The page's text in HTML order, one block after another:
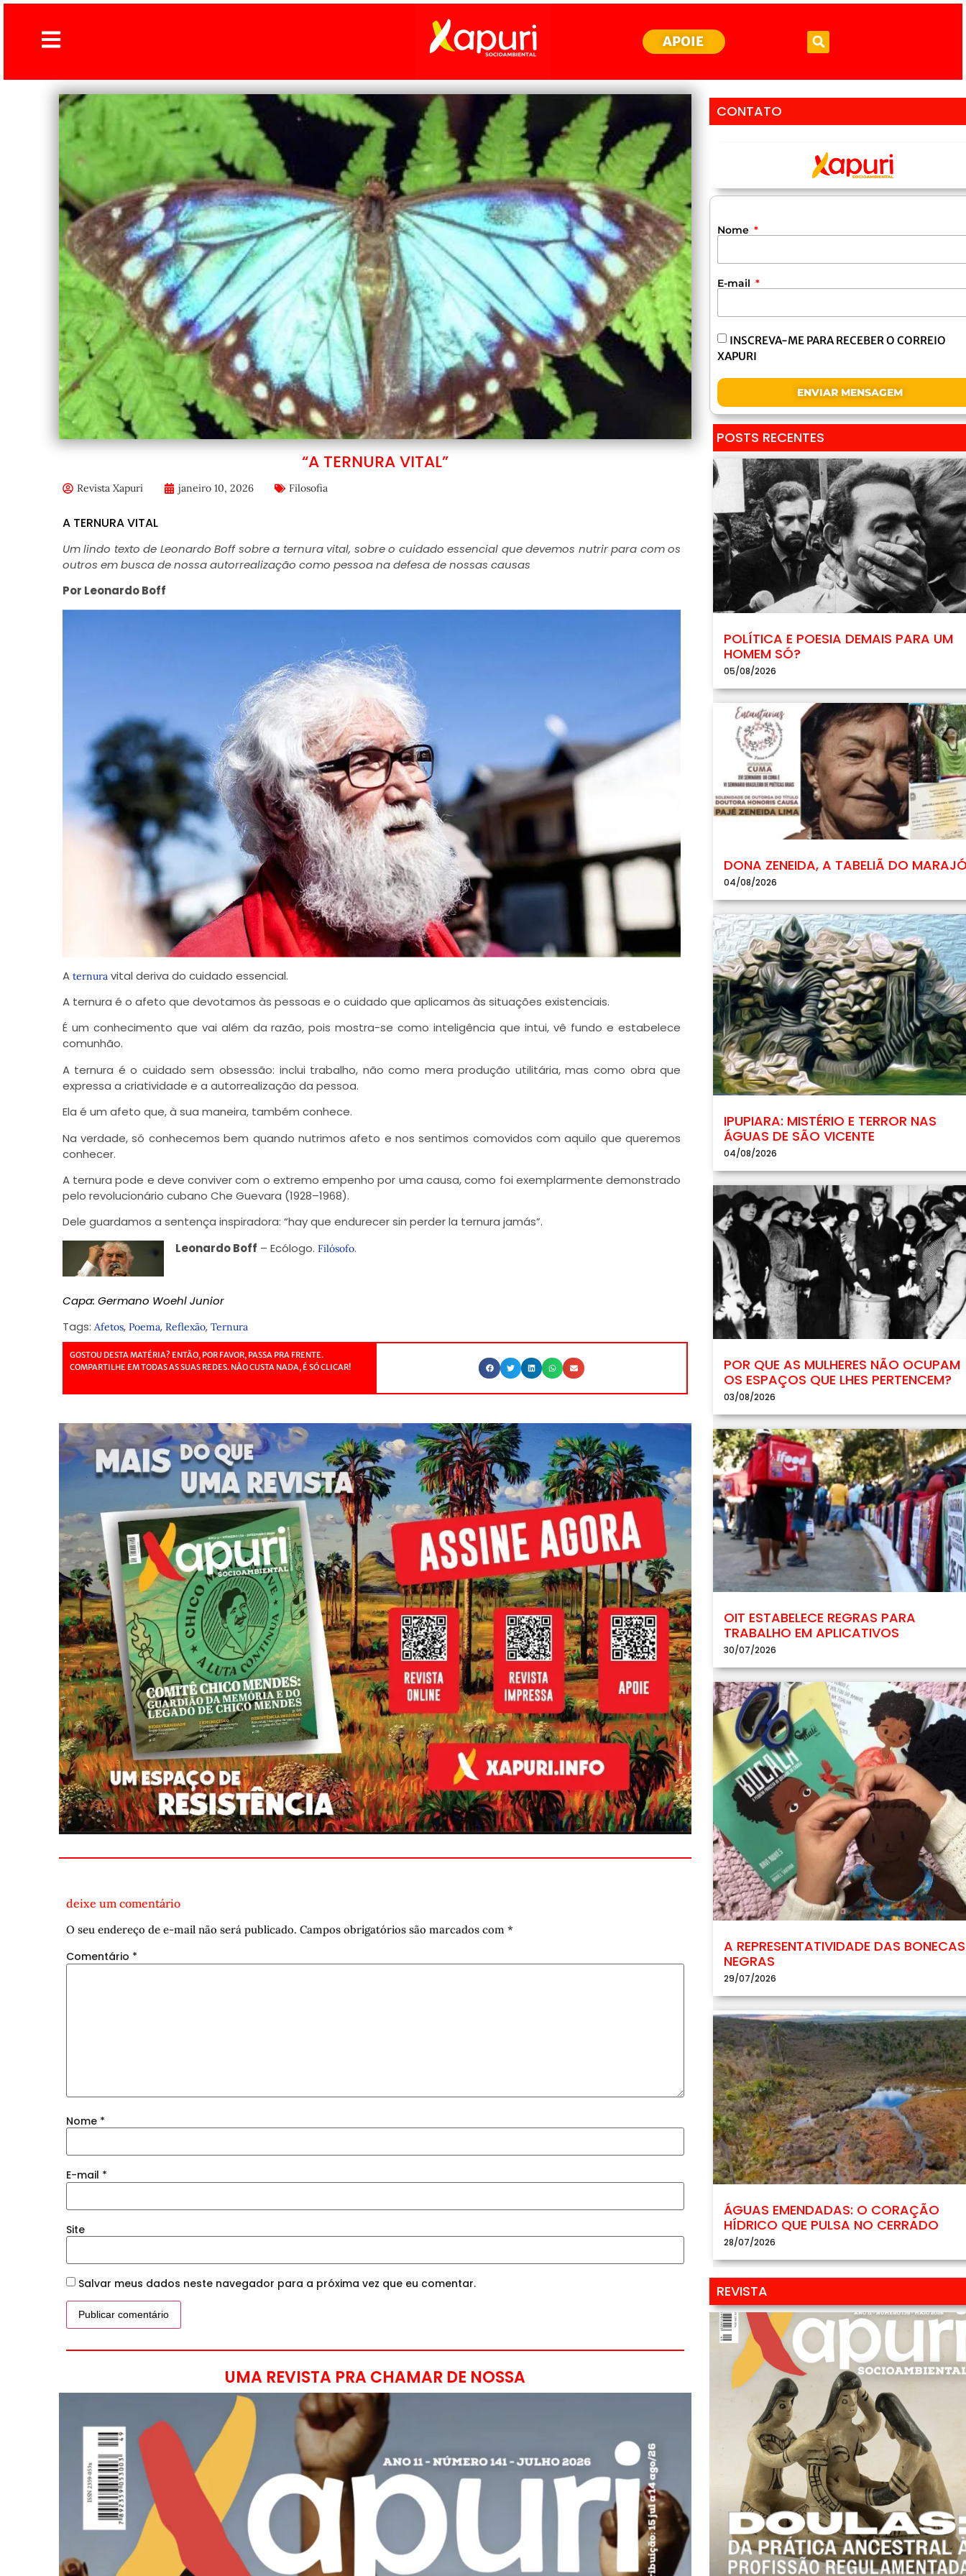
APOIE
“A TERNURA VITAL”
Revista Xapuri janeiro 10, 2026 Filosofia
A TERNURA VITAL
Um lindo texto de Leonardo Boff sobre a ternura vital, sobre o cuidado essencial que devemos nutrir para com os
outros em buscade nossa autorrealização como pessoa na defesa de nossas causas
Por Leonardo Boff
A ternuravital deriva do cuidado essencial.
A ternura é o afeto que devotamos às pessoas e o cuidado que aplicamos às situações existenciais.
É um conhecimento que vai além da razão, pois mostra-se como inteligência que intui, vê fundo e estabelece
comunhão.
A ternura é o cuidado sem obsessão: inclui trabalho, não como mera produção utilitária, mas como obra que
expressa a criatividade e a autorrealização da pessoa.
Ela é um afeto que, à sua maneira, também conhece.
Na verdade, só conhecemos bem quando nutrimos afeto e nos sentimos comovidos com aquilo que queremos
conhecer.
A ternura pode e deve conviver com o extremo empenho por uma causa, como foi exemplarmente demonstrado
pelo revolucionário cubano Che Guevara (1928–1968).
Dele guardamos a sentença inspiradora: “hay que endurecer sin perder la ternura jamás”.
Leonardo Boff – Ecólogo. Filósofo.
Capa: Germano Woehl Junior
Tags: Afetos, Poema, Reflexão, Ternura
GOSTOU DESTA MATÉRIA? ENTÃO, POR FAVOR, PASSA PRA FRENTE.
COMPARTILHE EM TODAS AS SUAS REDES. NÃO CUSTA NADA, É SÓ CLICAR!
deixe um comentário
O seu endereço de e-mail não será publicado. Campos obrigatórios são marcados com *
Comentário *
Nome *
E-mail *
Site
Salvar meus dados neste navegador para a próxima vez que eu comentar.
UMA REVISTA PRA CHAMAR DE NOSSA
CONTATO
Nome
E-mail
INSCREVA-ME PARA RECEBER O CORREIO
XAPURI
ENVIAR MENSAGEM
POSTS RECENTES
POLÍTICA E POESIA DEMAIS PARA UM
HOMEM SÓ?
05/08/2026
DONA ZENEIDA, A TABELIÃ DO
04/08/2026
IPUPIARA: MISTÉRIO E TERROR NAS
ÁGUAS DE SÃO VICENTE
04/08/2026
POR QUE AS MULHERES NÃO OCUPAM
OS ESPAÇOS QUE LHES PERTENCEM?
03/08/2026
OIT ESTABELECE REGRAS PARA
TRABALHO EM APLICATIVOS
30/07/2026
A REPRESENTATIVIDADE DAS BONECAS
NEGRAS
29/07/2026
ÁGUAS EMENDADAS: O CORAÇÃO
HÍDRICO QUE PULSA NO CERRADO
28/07/2026
REVISTA